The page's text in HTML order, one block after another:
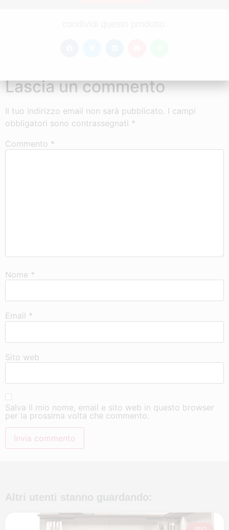
Lascia un commento
Il tuo indirizzo email non sarà pubblicato. I campi
obbligatori sono contrassegnati *
Commento *
Nome *
Email *
Sito web
Salva il mio nome, email e sito web in questo browser
per la prossima volta che commento.
Altri utenti stanno guardando: